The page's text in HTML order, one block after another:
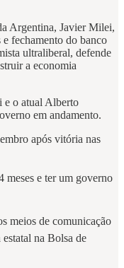
Argentina, Javier Milei,
fechamento do banco
ultraliberal, defende
a economia
e o atual Alberto
em andamento.
após vitória nas
meses e ter um governo
meios de comunicação
na Bolsa de